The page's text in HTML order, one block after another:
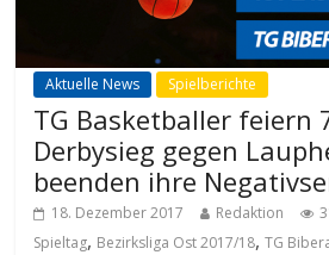
Aktuelle News Spielberichte
TG Basketballer feiern
Derbysieg gegen
beenden ihre
18. Dezember 2017 Redaktion
Spieltag, Bezirksliga Ost 2017/18,TG